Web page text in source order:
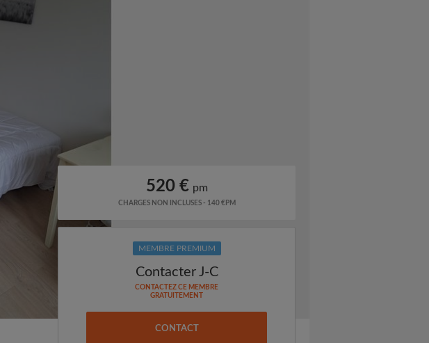
520 € pm
CHARGES NON INCLUSES - 140 €PM
MEMBRE PREMIUM
Contacter J-C
CONTACTEZ CE MEMBRE
GRATUITEMENT
CONTACT